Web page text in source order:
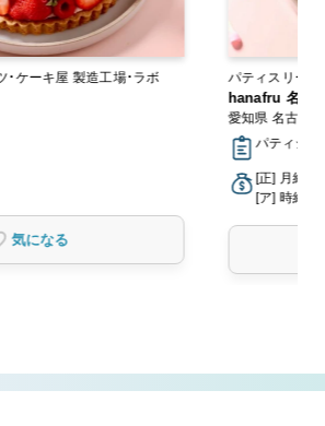
パティスリー・スイーツ・ケーキ屋 製造工場・ラボ
気になる
パティスリー・
hanafru 名古
愛知県 名古屋
パティシエ
[正] 月給
[ア] 時給